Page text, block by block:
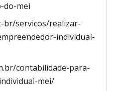
do-mei
br/servicos/realizar-
individual-
contabilidade-para-
mei/